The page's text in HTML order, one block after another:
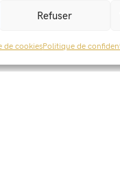
Refuser
de cookiesPolitique de
événement :